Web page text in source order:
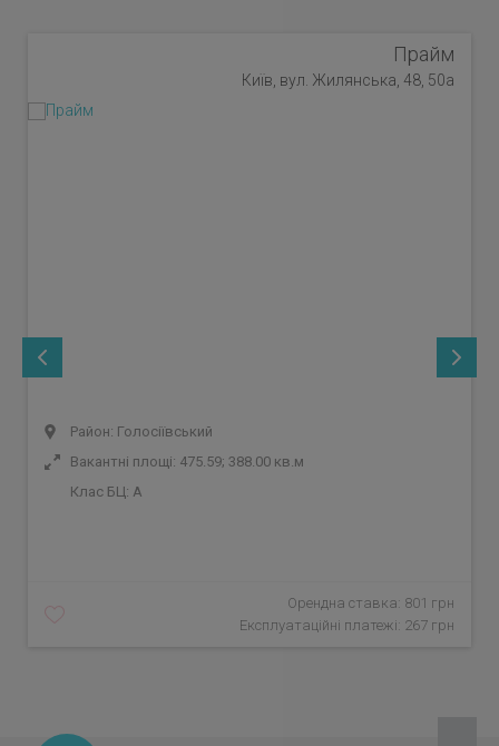
Прайм
Київ, вул. Жилянська, 48, 50а
Район: Голосіївський
Вакантні площі: 475.59; 388.00 кв.м
Клас БЦ: A
Орендна ставка: 801 грн
Експлуатаційні платежі: 267 грн